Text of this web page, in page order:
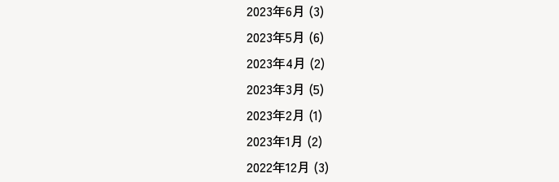
2023年6月 (3)
2023年5月 (6)
2023年4月 (2)
2023年3月 (5)
2023年2月 (1)
2023年1月 (2)
2022年12月 (3)